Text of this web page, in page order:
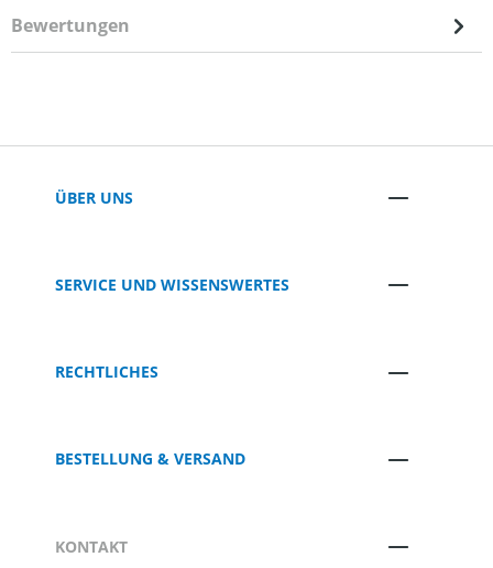
Bewertungen
ÜBER UNS
SERVICE UND WISSENSWERTES
RECHTLICHES
BESTELLUNG & VERSAND
KONTAKT